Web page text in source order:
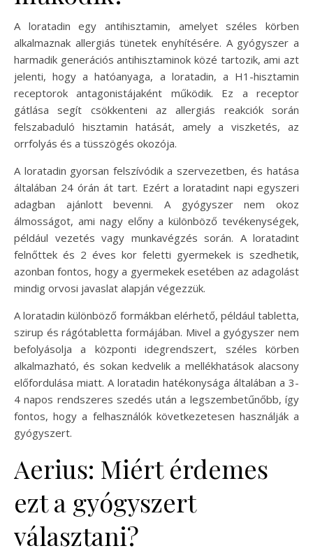
A loratadin egy antihisztamin, amelyet széles körben
alkalmaznak allergiás tünetek enyhítésére. A gyógyszer a
harmadik generációs antihisztaminok közé tartozik, ami azt
jelenti, hogy a hatóanyaga, a loratadin, a H1-hisztamin
receptorok antagonistájaként működik. Ez a receptor
gátlása segít csökkenteni az allergiás reakciók során
felszabaduló hisztamin hatását, amely a viszketés, az
orrfolyás és a tüsszögés okozója.
A loratadin gyorsan felszívódik a szervezetben, és hatása
általában 24 órán át tart. Ezért a loratadint napi egyszeri
adagban ajánlott bevenni. A gyógyszer nem okoz
álmosságot, ami nagy előny a különböző tevékenységek,
például vezetés vagy munkavégzés során. A loratadint
felnőttek és 2 éves kor feletti gyermekek is szedhetik,
azonban fontos, hogy a gyermekek esetében az adagolást
mindig orvosi javaslat alapján végezzük.
A loratadin különböző formákban elérhető, például tabletta,
szirup és rágótabletta formájában. Mivel a gyógyszer nem
befolyásolja a központi idegrendszert, széles körben
alkalmazható, és sokan kedvelik a mellékhatások alacsony
előfordulása miatt. A loratadin hatékonysága általában a 3-
4 napos rendszeres szedés után a legszembetűnőbb, így
fontos, hogy a felhasználók következetesen használják a
gyógyszert.
Aerius: Miért érdemes
ezt a gyógyszert
választani?